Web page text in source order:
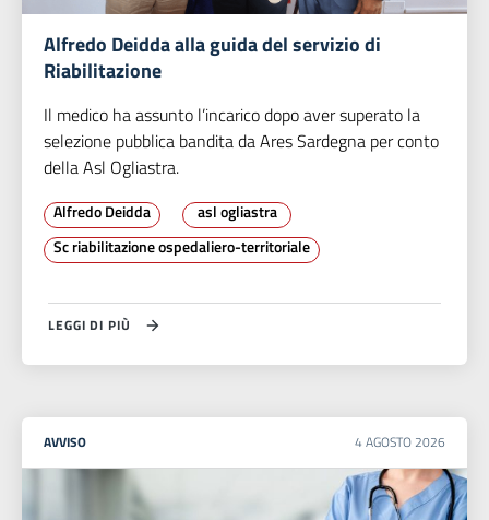
Alfredo Deidda alla guida del servizio di
Riabilitazione
Il medico ha assunto l’incarico dopo aver superato la
selezione pubblica bandita da Ares Sardegna per conto
della Asl Ogliastra.
Alfredo Deidda
asl ogliastra
Sc riabilitazione ospedaliero-territoriale
LEGGI DI PIÙ
AVVISO 4 AGOSTO 2026